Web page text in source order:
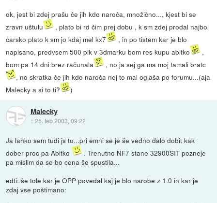
ok, jest bi zdej prašu če jih kdo naroča, množično..., kjest bi se
zravn uštulu
, plato bi rd čim prej dobu , k sm zdej prodal najbol
carsko plato k sm jo kdaj mel kx7
, in po tistem kar je blo
napisano, predvsem 500 pik v 3dmarku bom res kupu abitko
,
bom pa 14 dni brez računala
, no ja sej ga ma moj tamali bratc
, no skratka če jih kdo naroča nej to mal oglaša po forumu...(aja
Malecky a si to ti?
)
Malecky
::25. feb 2003, 09:22
Ja lahko sem tudi js to...pri emni se je še vedno dalo dobit kak
dober proc pa Abitko
. Trenutno NF7 stane 32900SIT pozneje
pa mislim da se bo cena še spustila...
edti: še tole kar je OPP povedal kaj je blo narobe z 1.0 in kar je
zdaj vse poštimano: